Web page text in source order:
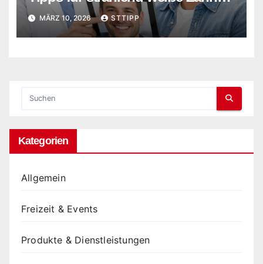
und gepflegte Ästhetik
MÄRZ 10, 2026 STTIPP
Kategorien
Allgemein
Freizeit & Events
Produkte & Dienstleistungen